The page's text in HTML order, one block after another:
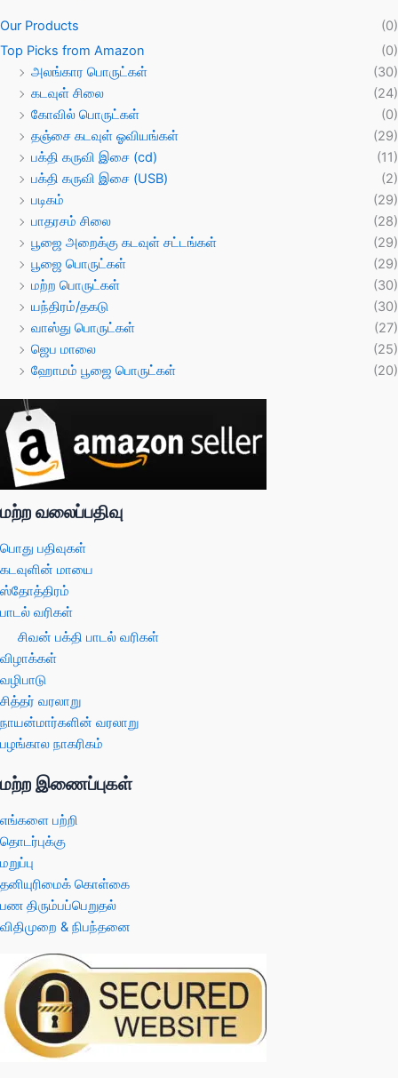
Our Products
(0)
Top Picks from Amazon
(0)
அலங்கார பொருட்கள்
(30)
கடவுள் சிலை
(24)
கோவில் பொருட்கள்
(0)
தஞ்சை கடவுள் ஓவியங்கள்
(29)
பக்தி கருவி இசை (cd)
(11)
பக்தி கருவி இசை (USB)
(2)
படிகம்
(29)
பாதரசம் சிலை
(28)
பூஜை அறைக்கு கடவுள் சட்டங்கள்
(29)
பூஜை பொருட்கள்
(29)
மற்ற பொருட்கள்
(30)
யந்திரம்/தகடு
(30)
வாஸ்து பொருட்கள்
(27)
ஜெப மாலை
(25)
ஹோமம் பூஜை பொருட்கள்
(20)
மற்ற வலைப்பதிவு
பொது பதிவுகள்
கடவுளின் மாயை
ஸ்தோத்திரம்
பாடல் வரிகள்
சிவன் பக்தி பாடல் வரிகள்
விழாக்கள்
வழிபாடு
சித்தர் வரலாறு
நாயன்மார்களின் வரலாறு
பழங்கால நாகரிகம்
மற்ற இணைப்புகள்
எங்களை பற்றி
தொடர்புக்கு
மறுப்பு
தனியுரிமைக் கொள்கை
பண திரும்பப்பெறுதல்
விதிமுறை & நிபந்தனை